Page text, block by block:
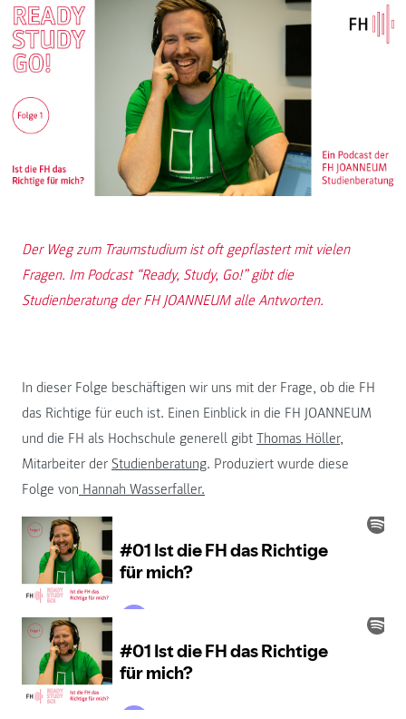
Der Weg zum Traumstudium ist oft gepflastert mit vielen
Fragen. Im Podcast “Ready, Study, Go!” gibt die
Studienberatung der FH JOANNEUM alle Antworten.
In dieser Folge beschäftigen wir uns mit der Frage, ob die FH
das Richtige für euch ist. Einen Einblick in die FH JOANNEUM
und die FH als Hochschule generell gibt Thomas Höller,
Mitarbeiter der Studienberatung. Produziert wurde diese
Folge von Hannah Wasserfaller.